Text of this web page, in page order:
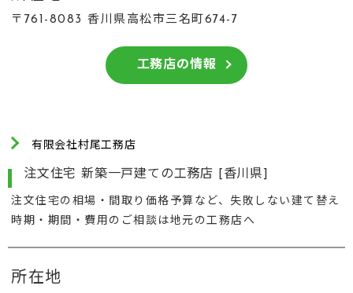
〒761-8083 香川県高松市三名町674-7
工務店の情報
有限会社村尾工務店
注文住宅 新築一戸建ての工務店 [香川県]
注文住宅の相場・間取り価格予算など、失敗しない建て替え
時期・期間・費用のご相談は地元の工務店へ
所在地